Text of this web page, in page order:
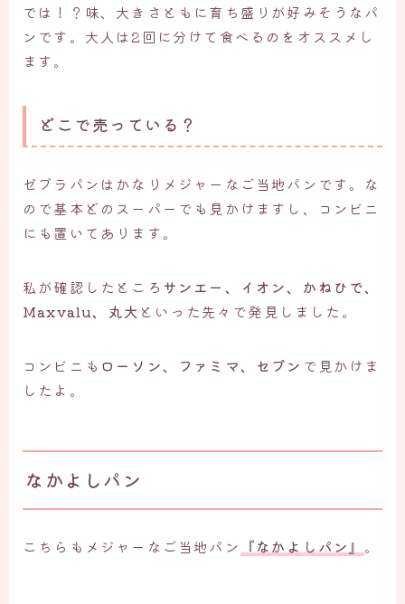
では！？味、大きさともに育ち盛りが好みそうなパ
ンです。大人は2回に分けて食べるのをオススメし
ます。
どこで売っている？
ゼブラパンはかなりメジャーなご当地パンです。な
ので基本どのスーパーでも見かけますし、コンビニ
にも置いてあります。
私が確認したところ サンエー、イオン、かねひで、
Maxvalu、丸大 といった先々で発見しました。
コンビニも ローソン、ファミマ、セブン で見かけま
したよ。
なかよしパン
こちらもメジャーなご当地パン 『なかよしパン』 。